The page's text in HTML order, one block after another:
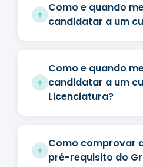
Como e quando
candidatar a um
Como e quando
candidatar a um
Licenciatura?
Como comprovar
pré-requisito do